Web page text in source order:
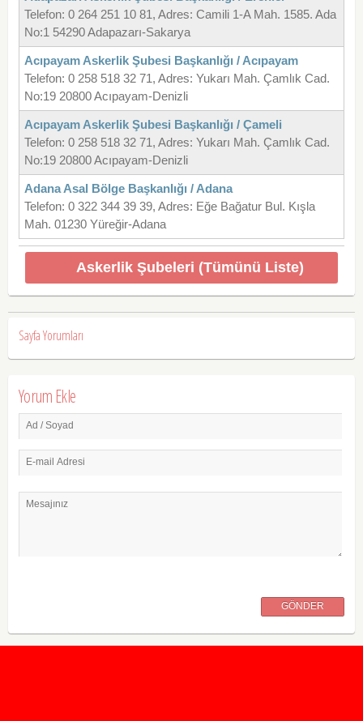
Telefon: 0 264 251 10 81, Adres: Camili 1-A Mah. 1585. Ada
No:1 54290 Adapazarı-Sakarya
Acıpayam Askerlik Şubesi Başkanlığı / Acıpayam
Telefon: 0 258 518 32 71, Adres: Yukarı Mah. Çamlık Cad.
No:19 20800 Acıpayam-Denizli
Acıpayam Askerlik Şubesi Başkanlığı / Çameli
Telefon: 0 258 518 32 71, Adres: Yukarı Mah. Çamlık Cad.
No:19 20800 Acıpayam-Denizli
Adana Asal Bölge Başkanlığı / Adana
Telefon: 0 322 344 39 39, Adres: Eğe Bağatur Bul. Kışla
Mah. 01230 Yüreğir-Adana
Askerlik Şubeleri (Tümünü Liste)
Sayfa Yorumları
Yorum Ekle
Ad / Soyad
E-mail Adresi
Mesajınız
GÖNDER